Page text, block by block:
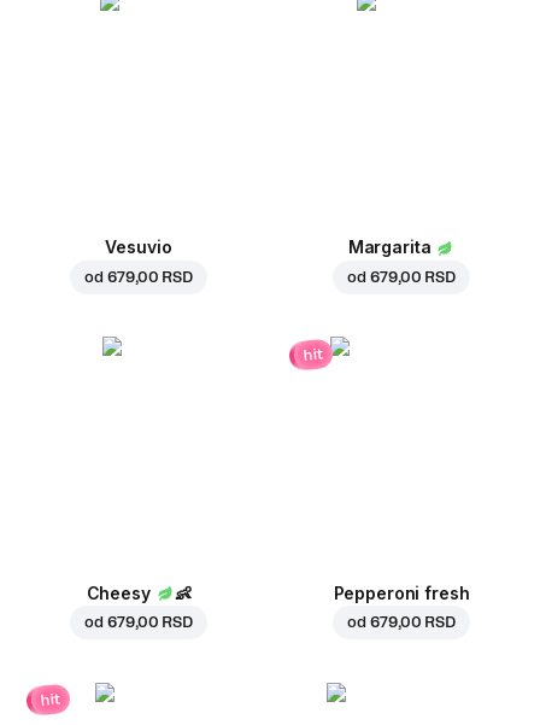
Vesuvio
od 679,00 RSD
Margarita
od 679,00 RSD
Cheesy 👶
od 679,00 RSD
hit
Pepperoni fresh
od 679,00 RSD
hit